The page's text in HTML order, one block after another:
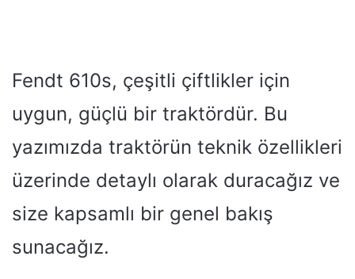
Fendt 610s, çeşitli çiftlikler için
uygun, güçlü bir traktördür. Bu
yazımızda traktörün teknik özellikleri
üzerinde detaylı olarak duracağız ve
size kapsamlı bir genel bakış
sunacağız.